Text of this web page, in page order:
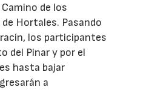
de los
Hortales. Pasando
los participantes
del Pinar y por el
hasta bajar
a